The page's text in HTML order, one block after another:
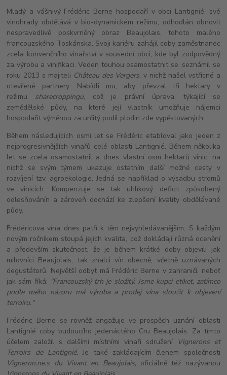
Mladý a vášnivý Frédéric Berne hospodaří v obci Lantignié, své
vinohrady obdělává v bio-dynamickém režimu, odhodlán obnovit
nespravedlivě poskvrněný obraz Beaujolais, tohoto malého
francouzského Toskánska. Svoji kariéru zahájil coby zaměstnanec
zcela konvenčního vinařství v sousední obci, kde byl zodpovědný
za výrobu a vinifikaci. Veden touhou osamostatnit se, seznámil se
roku 2013 s majiteli Château des Vergers, v nichž našel vstřícné a
otevřené partnery. Nabídli mu, aby převzal tři hektary v
režimu sharecroppingu, což je právní úprava, týkající se
zemědělské půdy, na které její vlastník umožňuje nájemci
hospodařit výměnou za určitý podíl plodin zde vypěstovaných.
Během následujících osmi let se Frédéric etabloval jako jeden z
nejprogresivnějších vinařů celé oblasti Lantignié. Během několika
let se zcela osamostatnil a dnes vlastní osm hektarů vinic, na
nichž se svým týmem ukazuje ostatním další možné cesty v
rozvíjení tzv. agroekologie. Jedná se například o výsadbu stromů
ve vinicích. Kompenzuje se tak uhlíkový deficit způsobený
odlesňovánín a zároveň dochází ke zlepšení kvality obdělávané
půdy.
Frédéricova vína dnes patří k těm nejvyhledávanějším. S každým
novým ročníkem stoupá jejich kvalita, což dokládají různá ocenění
a především skutečnost, že je během krátké doby objevili jak
milovníci Beaujolais, tak znalci vín obecně, včetně uznávaných
degustátorů. Největší odbyt má Frédéric Berne v zahraničí, neboť
jak sám říká: "Francouzský trh je složitý. Jsme kupci etiket, zatímco
podle mého názoru má výroba a prodej vína sloužit k objevení
terroiru."
Frédéric Berne se rovněž angažuje ve prospěch uznání oblasti
Lantignié coby budoucího jedenáctého Cru Beaujolais. Za tímto
účelem založil s dalšími místními vinaři sdružení Vignerons et
Terroirs de Lantignié.Je také zakládajícím členem společnosti
Vigneron.ne.s du Vivant en Beaujolais, oficiálně též nazývanou